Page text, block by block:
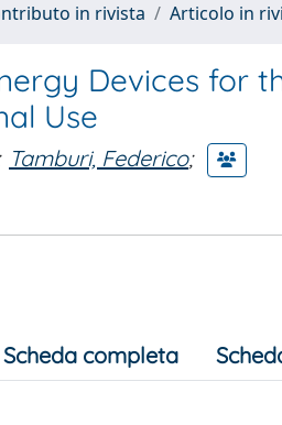
in rivista Articolo in
Devices for
Use
Tamburi, Federico;
Scheda completa